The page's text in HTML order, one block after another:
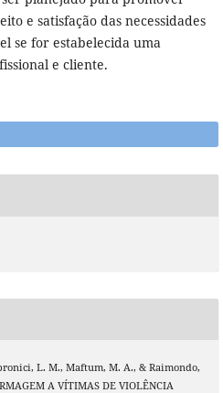
e satisfação das necessidades
se for estabelecida uma
e cliente.
L. M., Maftum, M. A., & Raimondo,
A VÍTIMAS DE VIOLÊNCIA